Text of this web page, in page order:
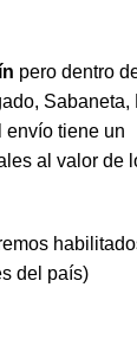
pero dentro
Sabaneta,
envío tiene un
al valor de
del país)